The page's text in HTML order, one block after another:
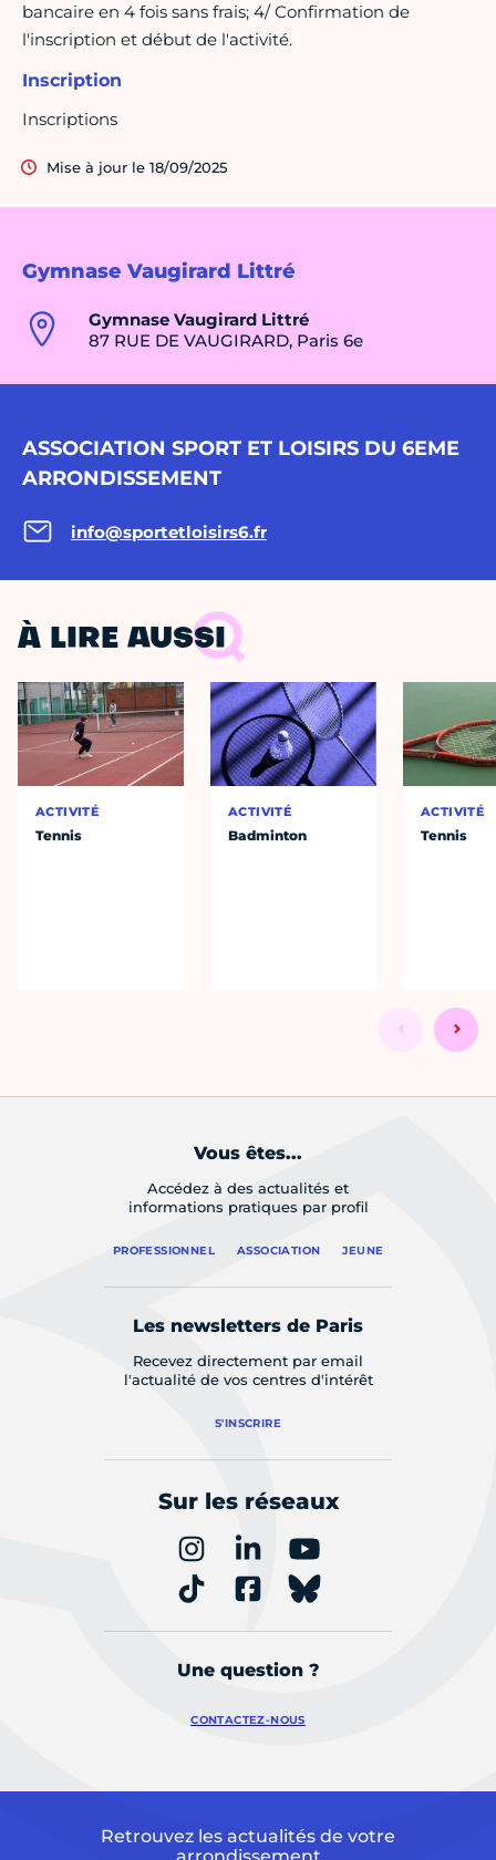
Gymnase Vaugirard Littré
Gymnase Vaugirard Littré
87 RUE DE VAUGIRARD, Paris 6e
ASSOCIATION SPORT ET LOISIRS DU 6EME
ARRONDISSEMENT
info@sportetloisirs6.fr
bancaire en 4 fois sans frais; 4/ Confirmation de
l'inscription et début de l'activité.
Inscription
Inscriptions
Mise à jour le 18/09/2025
À LIRE AUSSI
ACTIVITÉ
Tennis
ACTIVITÉ
Badminton
ACTIVITÉ
Tennis
Vous êtes...
Accédez à des actualités et
informations pratiques par profil
PROFESSIONNEL ASSOCIATION JEUNE
Les newsletters de Paris
Recevez directement par email
l'actualité de vos centres d'intérêt
S'INSCRIRE
Sur les réseaux
Une question ?
CONTACTEZ-NOUS
Retrouvez les actualités de votre